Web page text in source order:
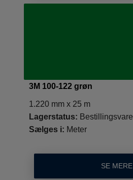
3M 100-122 grøn
1.220 mm x 25 m
Lagerstatus: Bestillingsvare
Sælges i: Meter
SE MERE